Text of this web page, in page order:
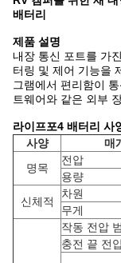
배터리
제품 설명
내장 통신 포트를 가
터링 및 제어 기능을
그램에서 편리함이
트웨어와 같은 외부
라이프포4 배터리 사
사양
매
명목
전압
용량
신체적
차원
무게
작동 전압
충전 끝 전